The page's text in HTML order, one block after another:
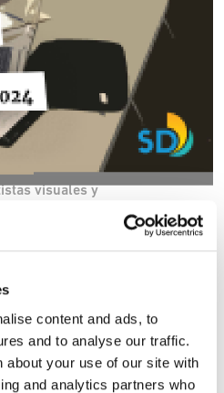
content and ads, to
and to analyse our traffic.
about your use of our site with
and analytics partners who
buscando solicitudes de
Público/Esfera Pública, un
para artistas interesados en
y competir por comisiones de
no se centra solamente en el
de crecimiento y aprendizaje.
visuales y
de San Diego-Tijuana para
en estudio y galería en
y para competir con éxito por
incluye un enfoque particular
relacionado con
Un proceso competitivo
para participar. Los
y 10 de Agosto, 10 am – 6 pm.